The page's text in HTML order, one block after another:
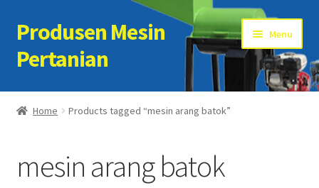
Skip
to
navigation
Skip
to
content
Produsen Mesin
Pertanian
Menu
Home
Cart
Home Products tagged “mesin arang batok”
mesin arang batok